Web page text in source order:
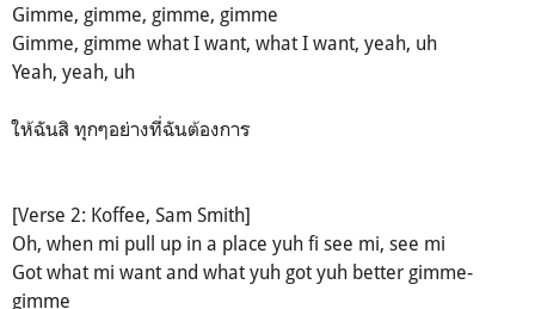
Gimme, gimme, gimme, gimme
Gimme, gimme what I want, what I want, yeah, uh
Yeah, yeah, uh
ให้ฉันสิ ทุกๆอย่างที่ฉันต้องการ
[Verse 2: Koffee, Sam Smith]
Oh, when mi pull up in a place yuh fi see mi, see mi
Got what mi want and what yuh got yuh better gimme-
gimme